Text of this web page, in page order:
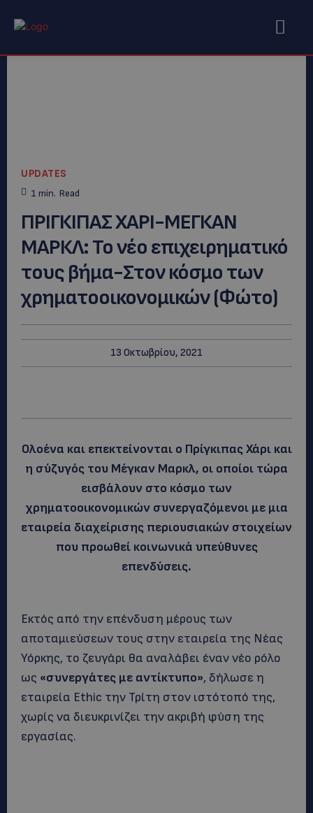
UPDATES
1 min. Read
ΠΡΙΓΚΙΠΑΣ ΧΑΡΙ-ΜΕΓΚΑΝ
ΜΑΡΚΛ: To νέο επιχειρηματικό
τους βήμα-Στον κόσμο των
χρηματοοικονομικών (Φώτο)
13 Οκτωβρίου, 2021
Ολοένα και επεκτείνονται ο Πρίγκιπας Χάρι και
η σύζυγός του Μέγκαν Μαρκλ, οι οποίοι τώρα
εισβάλουν στο κόσμο των
χρηματοοικονομικών συνεργαζόμενοι με μια
εταιρεία διαχείρισης περιουσιακών στοιχείων
που προωθεί κοινωνικά υπεύθυνες
επενδύσεις.
Εκτός από την επένδυση μέρους των
αποταμιεύσεων τους στην εταιρεία της Νέας
Υόρκης, το ζευγάρι θα αναλάβει έναν νέο ρόλο
ως «συνεργάτες με αντίκτυπο», δήλωσε η
εταιρεία Ethic την Τρίτη στον ιστότοπό της,
χωρίς να διευκρινίζει την ακριβή φύση της
εργασίας.